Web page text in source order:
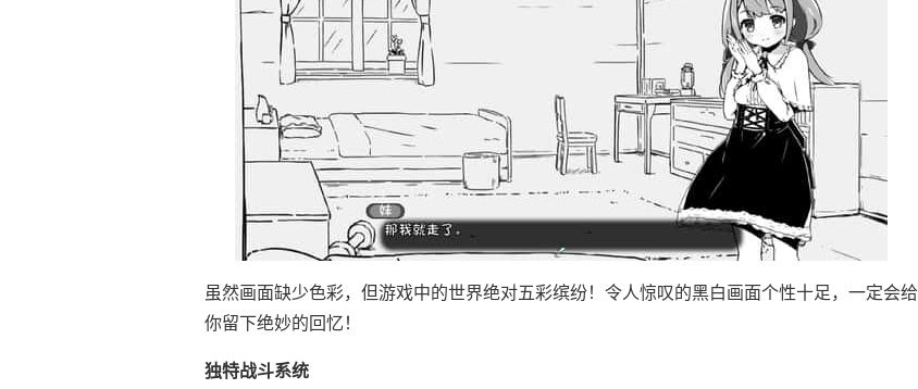
虽然画面缺少色彩，但游戏中的世界绝对五彩缤纷！令人惊叹的黑白画面个性十足，一定会给
你留下绝妙的回忆！
独特战斗系统